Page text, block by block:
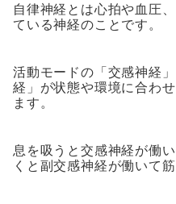
自律神経とは心拍や血圧
ている神経のことです。
活動モードの「交感神経
経」が状態や環境に合わ
ます。
息を吸うと交感神経が働
くと副交感神経が働いて